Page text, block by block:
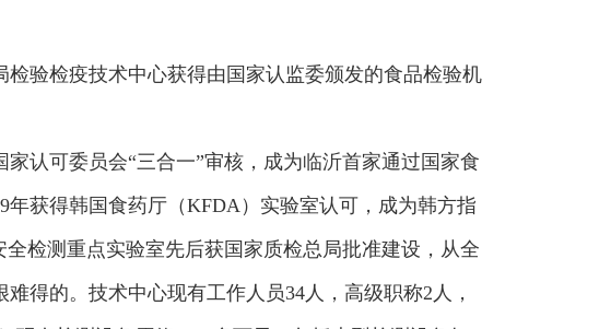
验检疫技术中心获得由国家认监委颁发的食品检验机
认可委员会“三合一”审核，成为临沂首家通过国家食
获得韩国食药厅（KFDA）实验室认可，成为韩方指
检测重点实验室先后获国家质检总局批准建设，从全
得的。技术中心现有工作人员34人，高级职称2人，